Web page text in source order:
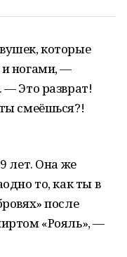
которые
ногами, —
Это разврат!
смеёшься?!
лет. Она же
то, как ты в
после
«Рояль», —